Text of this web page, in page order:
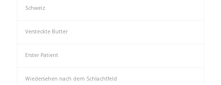
Schweiz
Versteckte Butter
Erster Patient
Wiedersehen nach dem Schlachtfeld